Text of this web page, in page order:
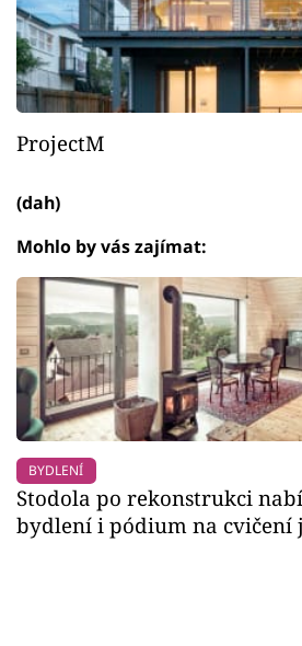
ProjectM
(dah)
Mohlo by vás zajímat:
BYDLENÍ
Stodola po rekonstrukci
bydlení i pódium na cvičení